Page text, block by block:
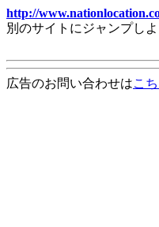
http://
別のサイトにジャンプし
広告のお問い合わせはこ